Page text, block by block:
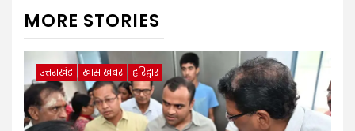
MORE STORIES
उत्तराखंड खास खबर हरिद्वार